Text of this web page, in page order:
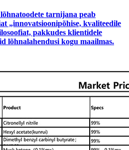
tarnijana peab
„innovatsioonipõhise, kvaliteedile
pakkudes klientidele
lõhnalahendusi kogu maailmas.